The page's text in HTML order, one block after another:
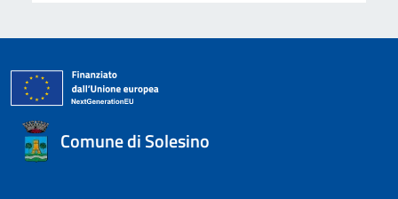
Comune di Solesino